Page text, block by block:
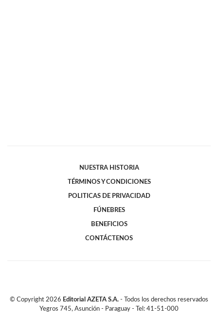
NUESTRA HISTORIA
TÉRMINOS Y CONDICIONES
POLITICAS DE PRIVACIDAD
FÚNEBRES
BENEFICIOS
CONTÁCTENOS
© Copyright 2026 Editorial AZETA S.A. - Todos los derechos reservados
Yegros 745, Asunción - Paraguay - Tel: 41-51-000